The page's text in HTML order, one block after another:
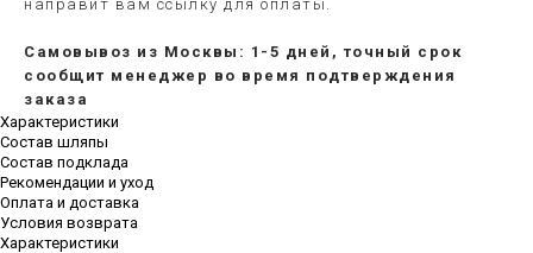
направит вам ссылку для оплаты.
Самовывоз из Москвы: 1-5 дней, точный срок
сообщит менеджер во время подтверждения
заказа
Характеристики
Состав шляпы
Состав подклада
Рекомендации и уход
Оплата и доставка
Условия возврата
Характеристики